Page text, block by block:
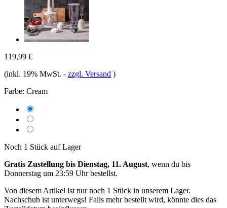
119,99 €
(inkl. 19% MwSt. - zzgl. Versand )
Farbe: Cream
Noch 1 Stück auf Lager
Gratis Zustellung bis Dienstag, 11. August, wenn du bis
Donnerstag um 23:59 Uhrbestellst.
Von diesem Artikel ist nur noch 1 Stück in unserem Lager.
Nachschub ist unterwegs! Falls mehr bestellt wird, könnte dies das